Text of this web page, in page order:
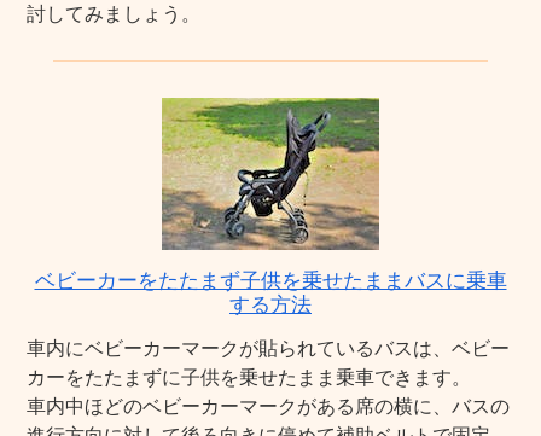
討してみましょう。
ベビーカーをたたまず子供を乗せたままバスに乗車
する方法
車内にベビーカーマークが貼られているバスは、ベビー
カーをたたまずに子供を乗せたまま乗車できます。
車内中ほどのベビーカーマークがある席の横に、バスの